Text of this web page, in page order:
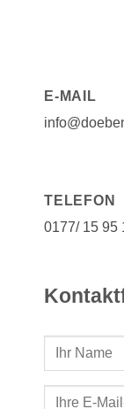
E-MAIL
TELEFON
0177/ 15 95